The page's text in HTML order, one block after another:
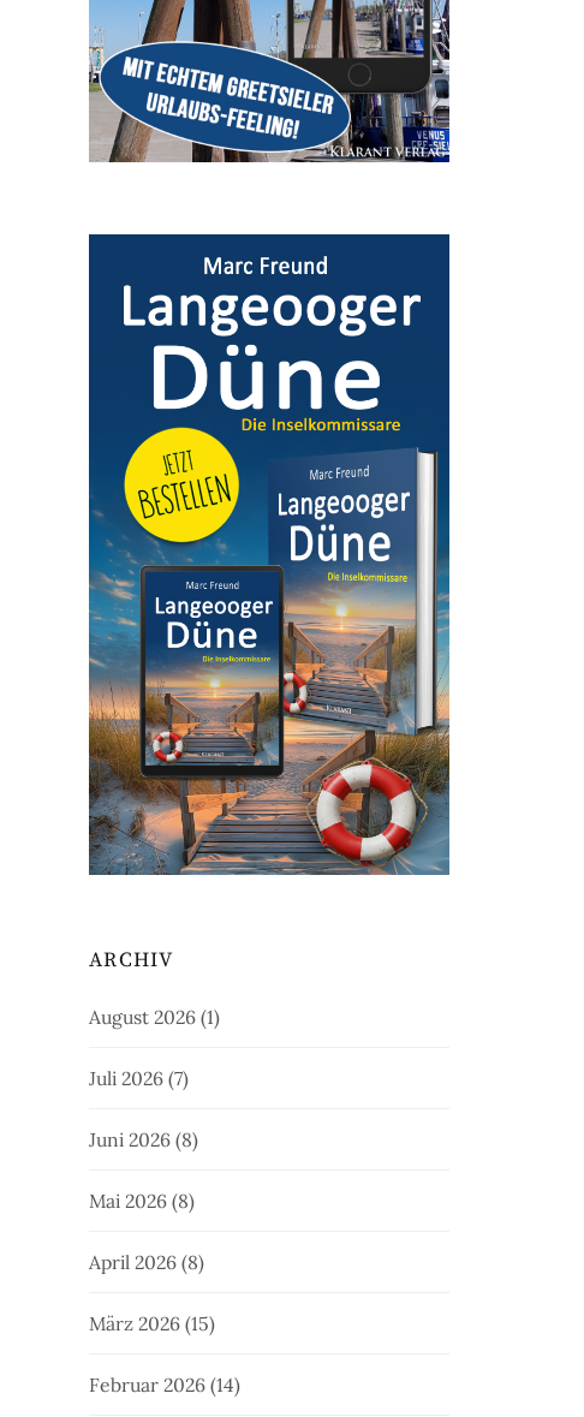
ARCHIV
August 2026 (1)
Juli 2026 (7)
Juni 2026 (8)
Mai 2026 (8)
April 2026 (8)
März 2026 (15)
Februar 2026 (14)